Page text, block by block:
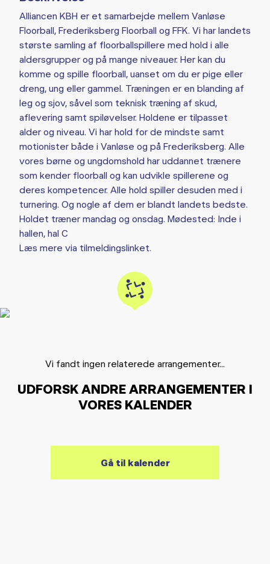
Alliancen KBH er et samarbejde mellem Vanløse
Floorball, Frederiksberg Floorball og FFK. Vi har landets
største samling af floorballspillere med hold i alle
aldersgrupper og på mange niveauer. Her kan du
komme og spille floorball, uanset om du er pige eller
dreng, ung eller gammel. Træningen er en blanding af
leg og sjov, såvel som teknisk træning af skud,
aflevering samt spiløvelser. Holdene er tilpasset
alder og niveau. Vi har hold for de mindste samt
motionister både i Vanløse og på Frederiksberg. Alle
vores børne og ungdomshold har uddannet trænere
som kender floorball og kan udvikle spillerene og
deres kompetencer. Alle hold spiller desuden med i
turnering. Og nogle af dem er blandt landets bedste.
Holdet træner mandag og onsdag. Mødested: Inde i
hallen, hal C
Læs mere via tilmeldingslinket.
Vi fandt ingen relaterede arrangementer...
UDFORSK ANDRE ARRANGEMENTER I
VORES KALENDER
Gå til kalender